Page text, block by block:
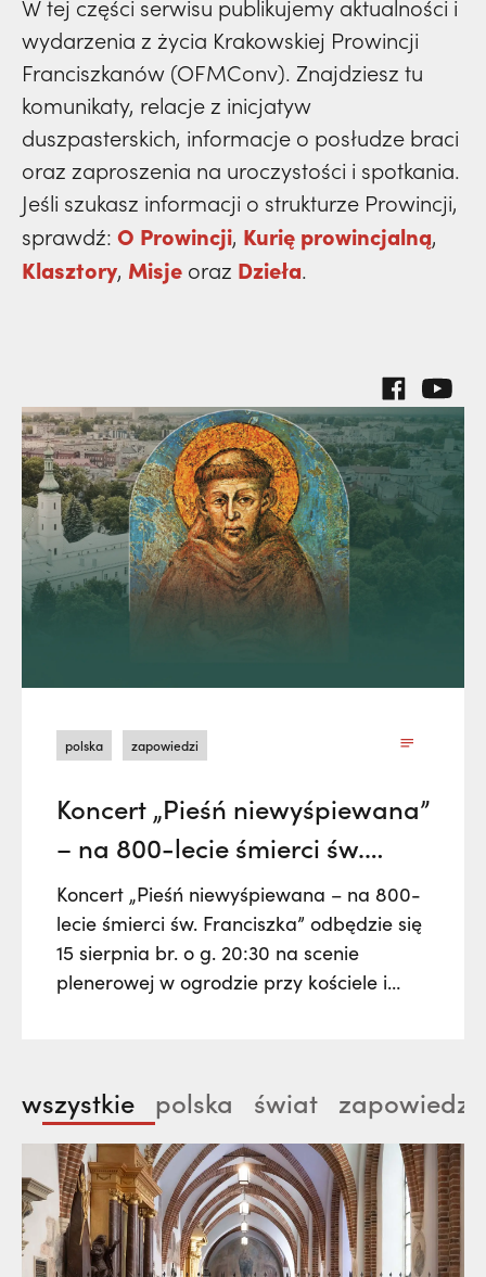
klasztory
kuria prowincjalna
ochrona małoletnich
święci
dzieła
misje
klasztory
kuria prowincjalna
ochrona małoletnich
powołanie
dzieła
misje
klasztory
kuria prowincjalna
wydarzenia
prowincja
powołanie
dzieła
misje
klasztory
polskich misjonarzy? | JESTEM,Nie
wiedziała, że żegna go na zawsze | JESTEM
W tej części serwisu publikujemy aktualności i
wydarzenia z życia Krakowskiej Prowincji
Franciszkanów (OFMConv). Znajdziesz tu
komunikaty, relacje z inicjatyw
duszpasterskich, informacje o posłudze braci
oraz zaproszenia na uroczystości i spotkania.
Jeśli szukasz informacji o strukturze Prowincji,
sprawdź: O Prowincji, Kurię prowincjalną,
Klasztory, Misje oraz Dzieła.
polska zapowiedzi
Koncert „Pieśń niewyśpiewana”
– na 800-lecie śmierci św.
Franciszka
Koncert „Pieśń niewyśpiewana – na 800-
lecie śmierci św. Franciszka” odbędzie się
15 sierpnia br. o g. 20:30 na scenie
plenerowej w ogrodzie przy kościele i
Asyżu jako pieśń, którą nieustannie
wyśpiewuje człowiekowi każdego czasu.
Nie zabraknie też wątków historycznych…
wszystkie polska świat zapowiedzi